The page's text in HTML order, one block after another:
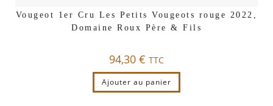
Vougeot 1er Cru Les Petits Vougeots rouge 2022,
Domaine Roux Père & Fils
94,30 € TTC
Ajouter au panier